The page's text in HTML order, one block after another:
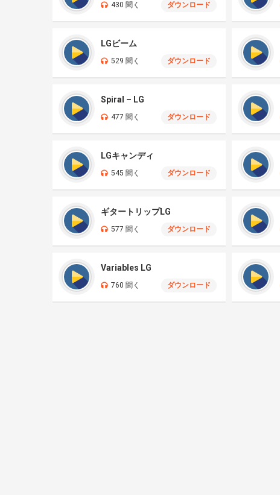
430 聞く ダウンロード
LGビーム
529 聞く ダウンロード
Spiral – LG
477 聞く ダウンロード
LGキャンディ
545 聞く ダウンロード
ギタートリップLG
577 聞く ダウンロード
Variables LG
760 聞く ダウンロード